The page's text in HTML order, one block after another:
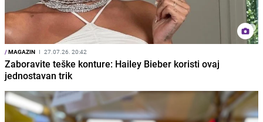
/MAGAZIN I 27.07.26. 20:42
Zaboravite teške konture: Hailey Bieber koristi ovaj
jednostavan trik